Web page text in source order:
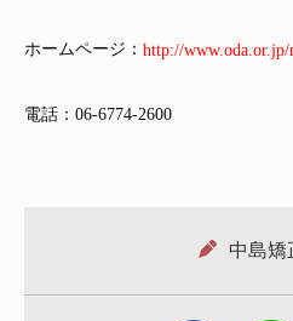
ホームページ： http://www.oda.or.jp/
電話：06-6774-2600
中島矯